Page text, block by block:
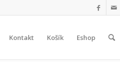
Kontakt Košík Eshop